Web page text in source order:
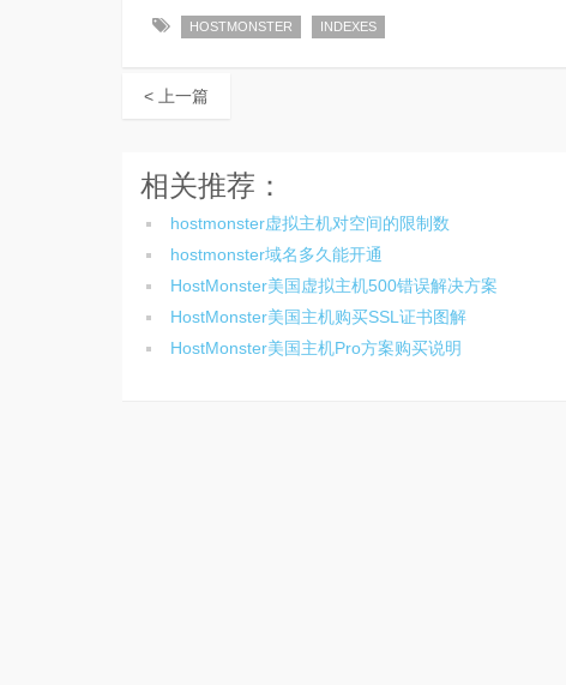
HOSTMONSTER INDEXES
< 上一篇
相关推荐：
hostmonster虚拟主机对空间的限制数
hostmonster域名多久能开通
HostMonster美国虚拟主机500错误解决方案
HostMonster美国主机购买SSL证书图解
HostMonster美国主机Pro方案购买说明